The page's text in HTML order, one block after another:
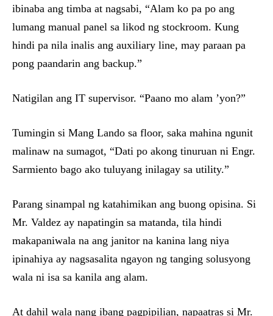
ibinaba ang timba at nagsabi, “Alam ko pa po ang
lumang manual panel sa likod ng stockroom. Kung
hindi pa nila inalis ang auxiliary line, may paraan pa
pong paandarin ang backup.”
Natigilan ang IT supervisor. “Paano mo alam ’yon?”
Tumingin si Mang Lando sa floor, saka mahina ngunit
malinaw na sumagot, “Dati po akong tinuruan ni Engr.
Sarmiento bago ako tuluyang inilagay sa utility.”
Parang sinampal ng katahimikan ang buong opisina. Si
Mr. Valdez ay napatingin sa matanda, tila hindi
makapaniwala na ang janitor na kanina lang niya
ipinahiya ay nagsasalita ngayon ng tanging solusyong
wala ni isa sa kanila ang alam.
At dahil wala nang ibang pagpipilian, napaatras si Mr.